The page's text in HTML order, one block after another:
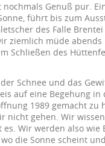
Genuß pur.
führt bis zum
des Falle
ziemlich müde
Schließen des
Schnee und das
auf eine Begehung in
1989 gemacht zu
nicht gehen. Wir
Wir werden also wie
die Sonne scheint